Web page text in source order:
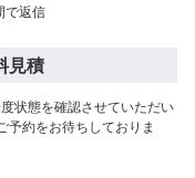
で返信
見積
状態を確認させていただい
予約をお待ちしておりま